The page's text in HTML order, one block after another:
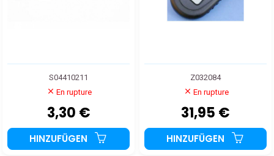
S04410211
En rupture
3,30 €
HINZUFÜGEN
Z032084
En rupture
31,95 €
HINZUFÜGEN